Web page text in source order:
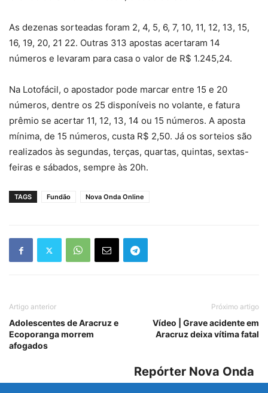
As dezenas sorteadas foram 2, 4, 5, 6, 7, 10, 11, 12, 13, 15,
16, 19, 20, 21 22. Outras 313 apostas acertaram 14
números e levaram para casa o valor de R$ 1.245,24.
Na Lotofácil, o apostador pode marcar entre 15 e 20
números, dentre os 25 disponíveis no volante, e fatura
prêmio se acertar 11, 12, 13, 14 ou 15 números. A aposta
mínima, de 15 números, custa R$ 2,50. Já os sorteios são
realizados às segundas, terças, quartas, quintas, sextas-
feiras e sábados, sempre às 20h.
TAGS Fundão Nova Onda Online
Artigo anterior
Adolescentes de Aracruz e
Ecoporanga morrem
afogados
Próximo artigo
Vídeo | Grave acidente em
Aracruz deixa vítima fatal
Repórter Nova Onda